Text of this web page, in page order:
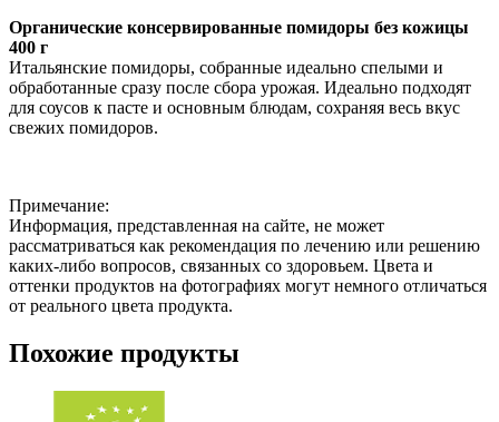
Органические консервированные помидоры без кожицы
400 г
Итальянские помидоры, собранные идеально спелыми и
обработанные сразу после сбора урожая. Идеально подходят
для соусов к пасте и основным блюдам, сохраняя весь вкус
свежих помидоров.
Примечание:
Информация, представленная на сайте, не может
рассматриваться как рекомендация по лечению или решению
каких-либо вопросов, связанных со здоровьем. Цвета и
оттенки продуктов на фотографиях могут немного отличаться
от реального цвета продукта.
Похожие продукты